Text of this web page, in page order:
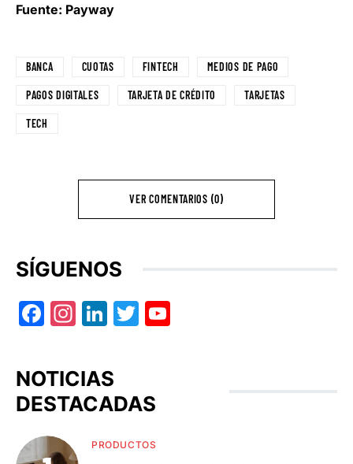
Fuente: Payway
BANCA CUOTAS FINTECH MEDIOS DE PAGO
PAGOS DIGITALES TARJETA DE CRÉDITO TARJETAS
TECH
VER COMENTARIOS (0)
SÍGUENOS
Facebook
Instagram
LinkedIn
Twitter
NOTICIAS
DESTACADAS
PRODUCTOS